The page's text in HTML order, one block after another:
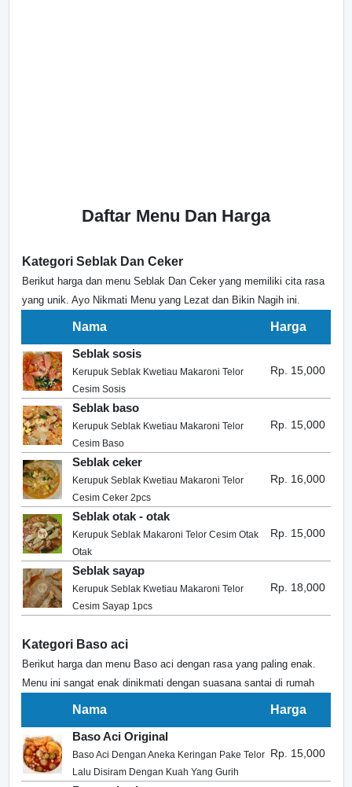
Daftar Menu Dan Harga
Kategori Seblak Dan Ceker
Berikut harga dan menu Seblak Dan Ceker yang memiliki cita rasa
yang unik. Ayo Nikmati Menu yang Lezat dan Bikin Nagih ini.
Nama
Harga
Seblak sosis
Kerupuk Seblak Kwetiau Makaroni Telor
Cesim Sosis
Rp. 15,000
Seblak baso
Kerupuk Seblak Kwetiau Makaroni Telor
Cesim Baso
Rp. 15,000
Seblak ceker
Kerupuk Seblak Kwetiau Makaroni Telor
Cesim Ceker 2pcs
Rp. 16,000
Seblak otak - otak
Kerupuk Seblak Makaroni Telor Cesim Otak
Otak
Rp. 15,000
Seblak sayap
Kerupuk Seblak Kwetiau Makaroni Telor
Cesim Sayap 1pcs
Rp. 18,000
Kategori Baso aci
Berikut harga dan menu Baso aci dengan rasa yang paling enak.
Menu ini sangat enak dinikmati dengan suasana santai di rumah
Nama
Harga
Baso Aci Original
Baso Aci Dengan Aneka Keringan Pake Telor
Lalu Disiram Dengan Kuah Yang Gurih
Rp. 15,000